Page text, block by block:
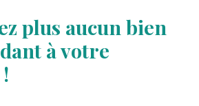
plus aucun bien
à votre